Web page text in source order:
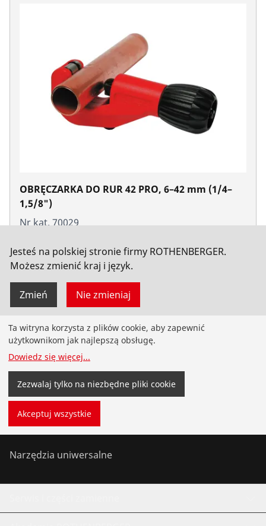
OBRĘCZARKA DO RUR 42 PRO, 6–42 mm (1/4–
1,5/8")
Nr kat. 70029
Jesteś na polskiej stronie firmy ROTHENBERGER.
Możesz zmienić kraj i język.
Zmień Nie zmieniaj
Produkty
Instalacje
Serwis i konserwacja
Chłodnictwo i klimatyzacja
Narzędzia uniwersalne
Ta witryna korzysta z plików cookie, aby zapewnić
użytkownikom jak najlepszą obsługę.
Dowiedz się więcej...
Zezwalaj tylko na niezbędne pliki cookie
Akceptuj wszystkie